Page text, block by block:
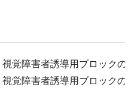
視覚障害者誘導用ブロック
視覚障害者誘導用ブロック